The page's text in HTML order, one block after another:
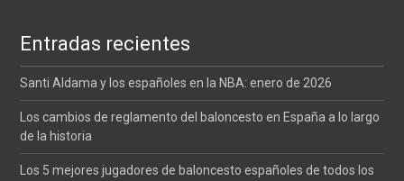
entradas
Entradas recientes
Santi Aldama y los españoles en la NBA: enero de 2026
Los cambios de reglamento del baloncesto en España a lo largo
de la historia
Los 5 mejores jugadores de baloncesto españoles de todos los